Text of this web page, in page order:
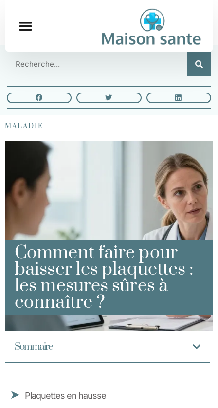
MALADIE
Comment faire pour
baisser les plaquettes :
les mesures sûres à
connaître ?
Sommaire
Plaquettes en hausse